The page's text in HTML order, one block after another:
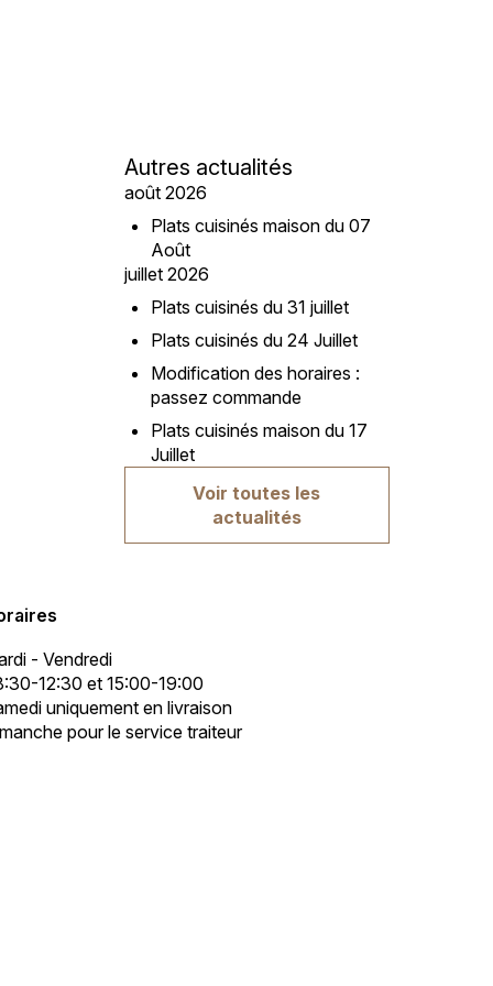
Autres actualités
août 2026
Plats cuisinés maison du 07
Août
juillet 2026
Plats cuisinés du 31 juillet
Plats cuisinés du 24 Juillet
Modification des horaires :
passez commande
Plats cuisinés maison du 17
Juillet
Voir toutes les
actualités
- Vendredi
12:30 et 15:00-19:00
uniquement en livraison
pour le service traiteur